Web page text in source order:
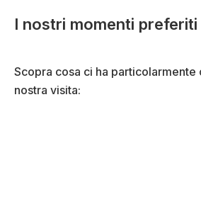
I nostri momenti preferiti
Scopra cosa ci ha particolarmente
nostra visita: